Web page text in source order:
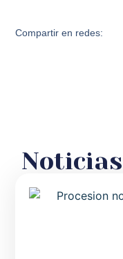
Compartir en redes: